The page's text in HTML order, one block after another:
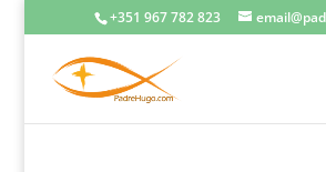
+351 967 782 823